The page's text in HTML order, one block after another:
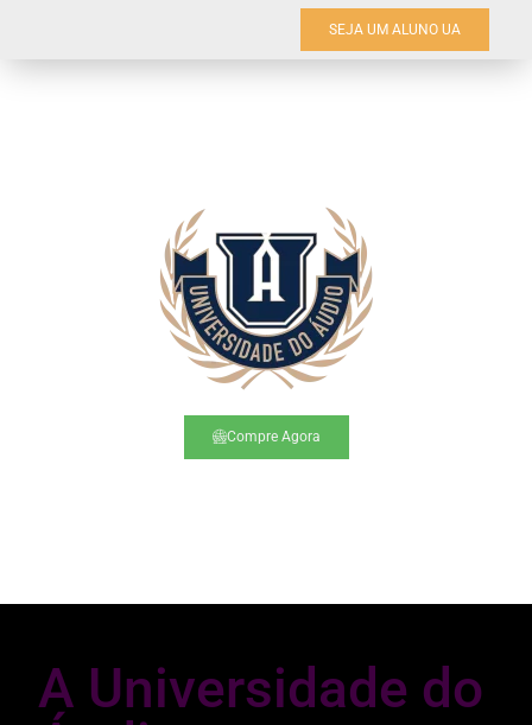
SEJA UM ALUNO UA
Compre Agora
A Universidade do